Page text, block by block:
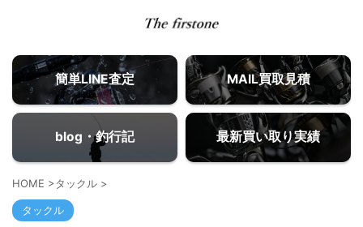
簡単LINE査定 MAIL買取見積
blog・釣行記 最新買い取り実績
HOME >タックル >
タックル